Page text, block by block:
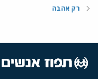
:
רק אהבה